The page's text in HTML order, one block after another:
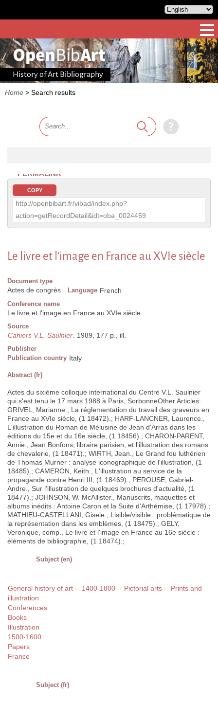
History of Art Bibliography
Home > Search results
PERMALINK
COPY
http://openbibart.fr/vibad/index.php?
action=getRecordDetail&idt=oba_0024459
Le livre et l'image en France au XVIe siècle
Document type
Actes de congrès Language French
Conference name
Le livre et l'image en France au XVIe siècle
Source
Cahiers V.L. Saulnier. 1989, 177 p., ill.
Publisher
Publication country Italy
Abstract (fr)
Actes du sixième colloque international du Centre V.L. Saulnier
qui s'est tenu le 17 mars 1988 à Paris, SorbonneOther Articles:
GRIVEL, Marianne., La réglementation du travail des graveurs en
France au XVIe siècle, (1 18472).; HARF-LANCNER, Laurence.,
L'illustration du Roman de Mélusine de Jean d'Arras dans les
éditions du 15e et du 16e siècle, (1 18456).; CHARON-PARENT,
Annie., Jean Bonfons, libraire parisien, et l'illustration des romans
de chevalerie, (1 18471).; WIRTH, Jean., Le Grand fou luthérien
de Thomas Murner : analyse iconographique de l'illustration, (1
18485).; CAMERON, Keith., L'illustration au service de la
propagande contre Henri III, (1 18469).; PEROUSE, Gabriel-
Andre., Sur l'illustration de quelques brochures d'actualité, (1
18477).; JOHNSON, W. McAllister., Manuscrits, maquettes et
albums inédits : Antoine Caron et la Suite d'Arthémise, (1 17978).;
MATHIEU-CASTELLANI, Gisele., Lisible/visible : problématique de
la représentation dans les emblèmes, (1 18475).; GELY,
Veronique, comp., Le livre et l'image en France au 16e siècle :
éléments de bibliographie, (1 18474).;
Subject (en)
General history of art -- 1400-1800 -- Pictorial arts -- Prints and
illustration
Conferences
Books
Illustration
1500-1600
Papers
France
Subject (fr)